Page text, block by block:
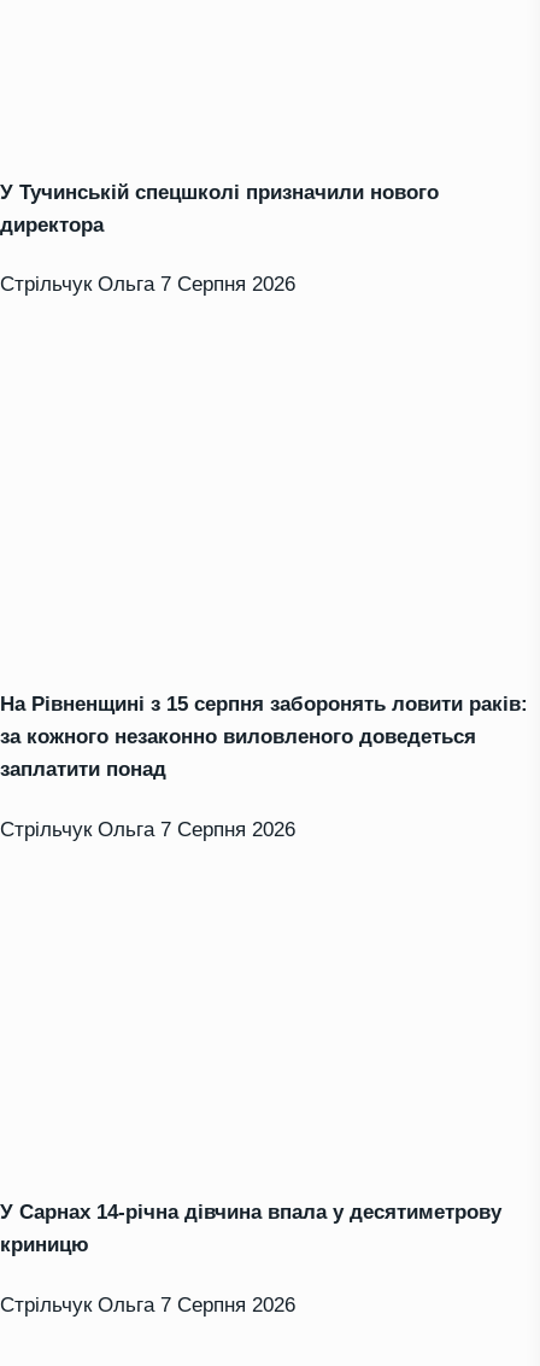
У Тучинській спецшколі призначили нового
директора
Стрільчук Ольга 7 Серпня 2026
На Рівненщині з 15 серпня заборонять ловити раків:
за кожного незаконно виловленого доведеться
заплатити понад
Стрільчук Ольга 7 Серпня 2026
У Сарнах 14-річна дівчина впала у десятиметрову
криницю
Стрільчук Ольга 7 Серпня 2026